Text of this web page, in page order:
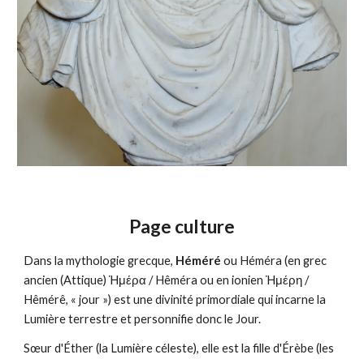
Page culture
Dans la mythologie grecque, Héméré ou Héméra (en grec
ancien (Attique) Ἡμέρα / Hêméra ou en ionien Ἡμέρη /
Hêmérê, « jour ») est une divinité primordiale qui incarne la
Lumière terrestre et personnifie donc le Jour.
Sœur d'Éther (la Lumière céleste), elle est la fille d'Érèbe (les